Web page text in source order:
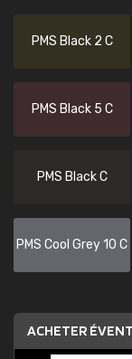
PMS Black 2 C
PMS Black 5 C
PMS Black C
PMS Cool Grey 10 C
ACHETER